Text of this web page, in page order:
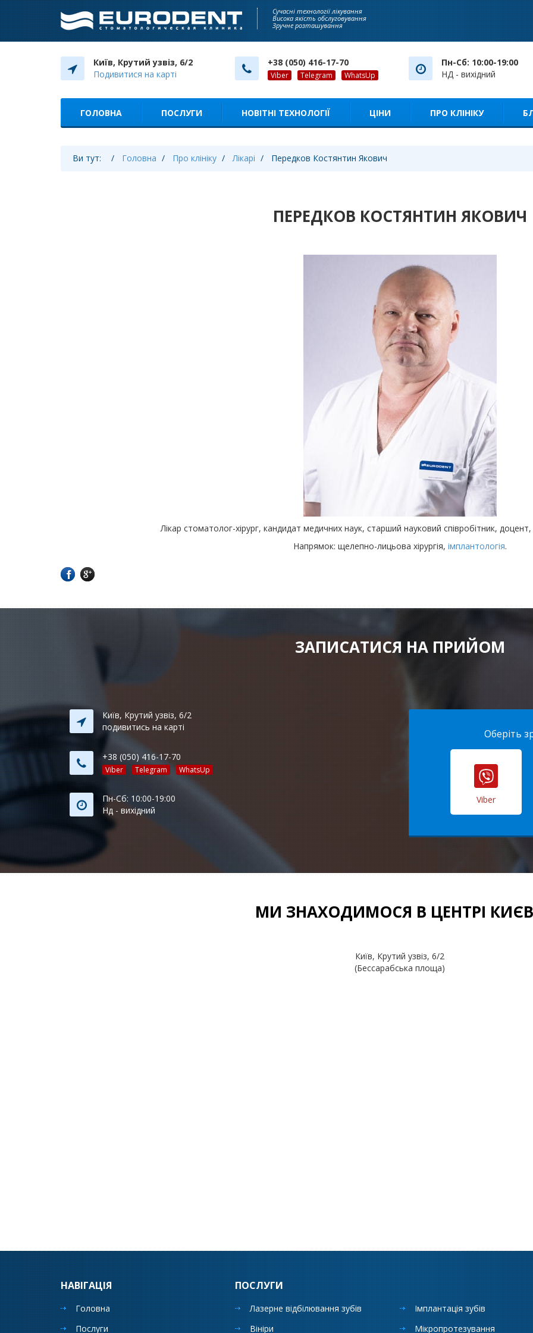
Сучасні технології лікування
Висока якість обслуговування
Зручне розташування
Київ, Крутий узвіз, 6/2
Подивитися на карті
+38 (050) 416-17-70
Viber Telegram WhatsUp
Пн-Сб: 10:00-19:00
НД - вихідний
ГОЛОВНА ПОСЛУГИ НОВІТНІ ТЕХНОЛОГІЇ ЦІНИ ПРО КЛІНІКУ
Ви тут: Головна Про клініку Лікарі Передков Костянтин Якович
ПЕРЕДКОВ КОСТЯНТИН ЯКОВИЧ
Лікар стоматолог-хірург, кандидат медичних наук, старший науковий співробітник,
Напрямок: щелепно-лицьова хірургія, імплантологія.
ЗАПИСАТИСЯ НА ПРИЙОМ
Київ, Крутий узвіз, 6/2
подивитись на карті
+38 (050) 416-17-70
Viber Telegram WhatsUp
Пн-Сб: 10:00-19:00
Нд - вихідний
Оберіть
Viber
МИ ЗНАХОДИМОСЯ В ЦЕНТРІ
Київ, Крутий узвіз, 6/2
(Бессарабська площа)
НАВІГАЦІЯ
Головна
Послуги
ПОСЛУГИ
Лазерне відбілювання зубів
Імплантація зубів
Вініри
Мікропротезування